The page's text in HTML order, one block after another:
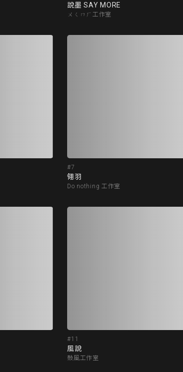
說墨 SAY MORE
ㄨㄑㄇㄏ工作室
#7
翎羽
Do nothing 工作室
#11
風說
鼓風工作室